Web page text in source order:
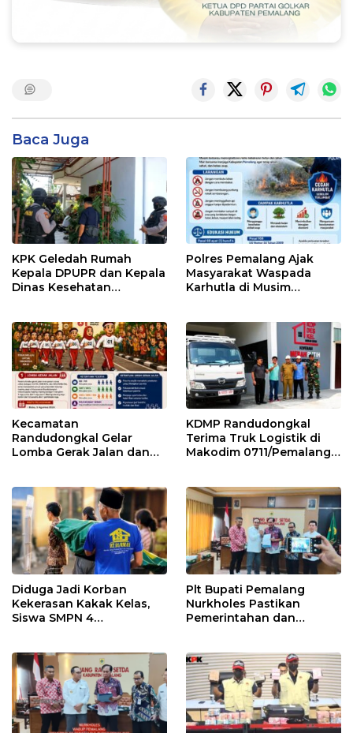
Baca Juga
KPK Geledah Rumah
Kepala DPUPR dan Kepala
Dinas Kesehatan
Polres Pemalang Ajak
Masyarakat Waspada
Karhutla di Musim
Kecamatan
Randudongkal Gelar
Lomba Gerak Jalan dan
KDMP Randudongkal
Terima Truk Logistik di
Makodim 0711/Pemalang
Diduga Jadi Korban
Kekerasan Kakak Kelas,
Siswa SMPN 4
Plt Bupati Pemalang
Nurkholes Pastikan
Pemerintahan dan